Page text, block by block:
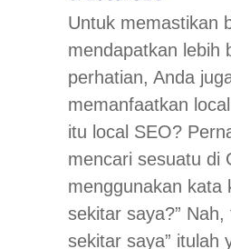
Untuk memastikan
mendapatkan lebih
perhatian, Anda
memanfaatkan
itu local SEO?
mencari sesuatu di
menggunakan kata
sekitar saya?” Nah,
sekitar saya” itulah